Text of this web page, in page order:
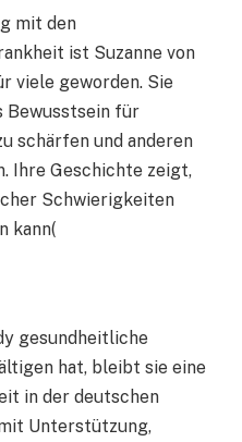
mit den
ist Suzanne von
viele geworden. Sie
Bewusstsein für
schärfen und anderen
Ihre Geschichte zeigt,
Schwierigkeiten
kann​(
gesundheitliche
hat, bleibt sie eine
in der deutschen
Unterstützung,